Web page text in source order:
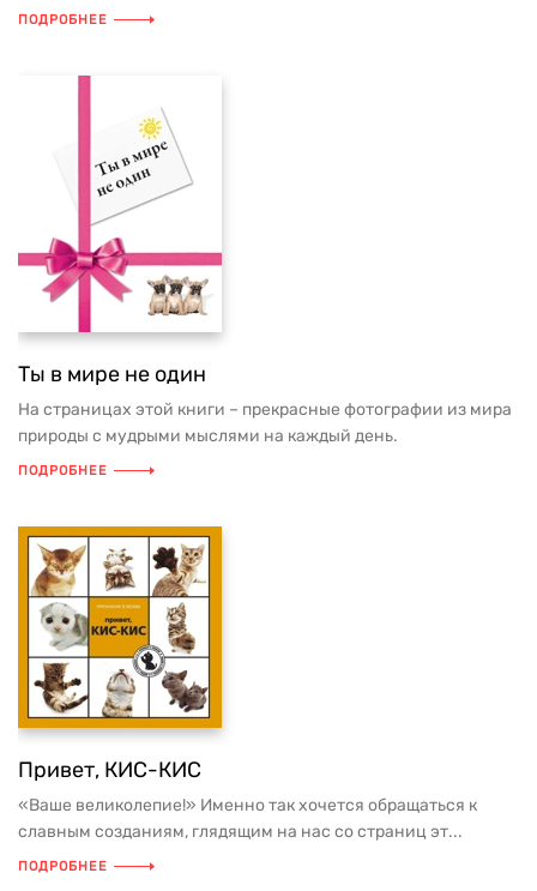
ПОДРОБНЕЕ
Ты в мире не один
На страницах этой книги – прекрасные фотографии из мира
природы с мудрыми мыслями на каждый день.
ПОДРОБНЕЕ
Привет, КИС-КИС
«Ваше великолепие!» Именно так хочется обращаться к
славным созданиям, глядящим на нас со страниц эт...
ПОДРОБНЕЕ